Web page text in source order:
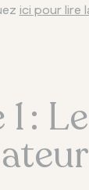
ici pour lire
: